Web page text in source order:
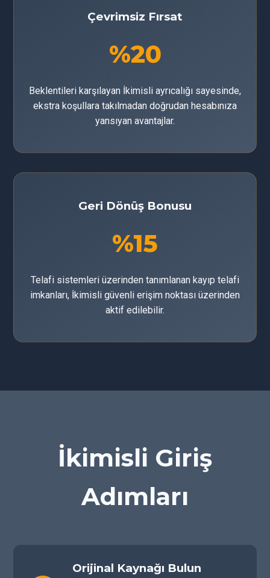
Çevrimsiz Fırsat
%20
Beklentileri karşılayan İkimisli ayrıcalığı sayesinde,
ekstra koşullara takılmadan doğrudan hesabınıza
yansıyan avantajlar.
Geri Dönüş Bonusu
%15
Telafi sistemleri üzerinden tanımlanan kayıp telafi
imkanları, İkimisli güvenli erişim noktası üzerinden
aktif edilebilir.
İkimisli Giriş
Adımları
Orijinal Kaynağı Bulun